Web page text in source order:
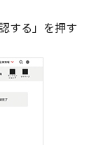
する」を押す